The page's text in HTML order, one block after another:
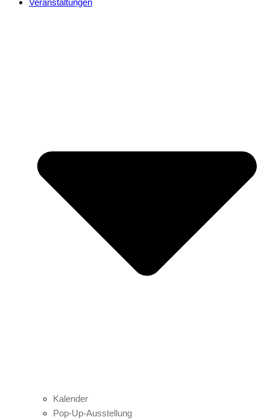
Veranstaltungen
Kalender
Pop-Up-Ausstellung